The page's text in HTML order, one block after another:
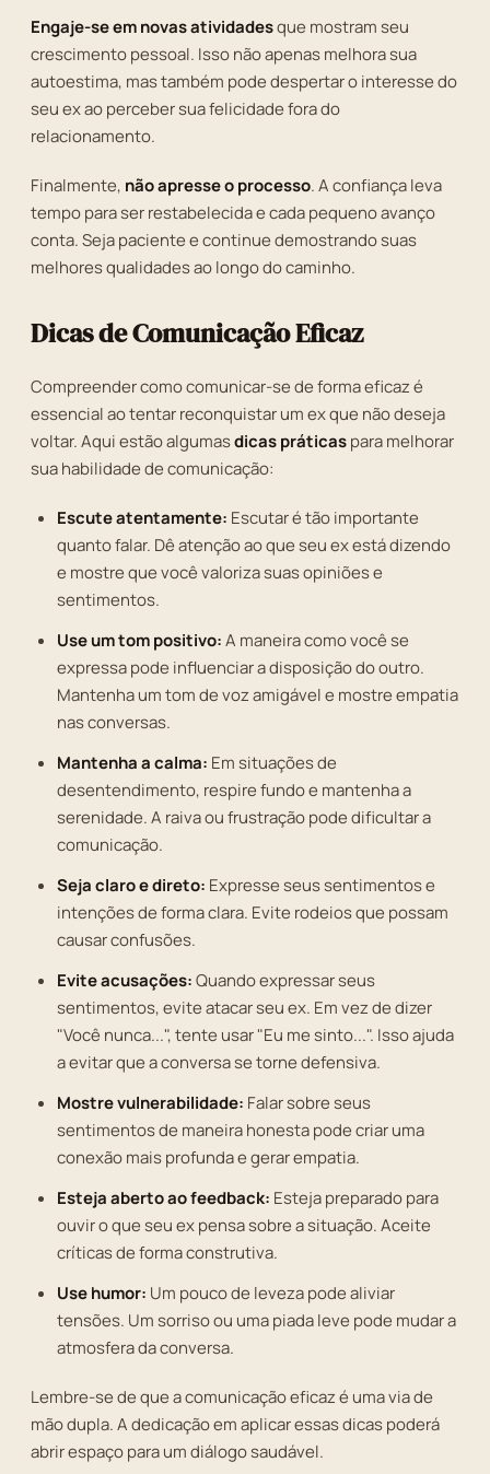
Engaje-se em novas atividadesque mostram seu
crescimento pessoal. Isso não apenas melhora sua
autoestima, mas também pode despertar o interesse do
seu ex ao perceber sua felicidade fora do
relacionamento.
Finalmente, não apresse o processo. A confiança leva
tempo para ser restabelecida e cada pequeno avanço
conta. Seja paciente e continue demostrando suas
melhores qualidades ao longo do caminho.
Dicas de Comunicação Eficaz
Compreender como comunicar-se de forma eficaz é
essencial ao tentar reconquistar um ex que não deseja
voltar. Aqui estão algumasdicas práticaspara melhorar
sua habilidade de comunicação:
Escute atentamente: Escutar é tão importante
quanto falar. Dê atenção ao que seu ex está dizendo
e mostre que você valoriza suas opiniões e
sentimentos.
Use um tom positivo:A maneira como você se
expressa pode influenciar a disposição do outro.
Mantenha um tom de voz amigável e mostre empatia
nas conversas.
Mantenha a calma: Em situações de
desentendimento, respire fundo e mantenha a
serenidade. A raiva ou frustração pode dificultar a
comunicação.
Seja claro e direto: Expresse seus sentimentos e
intenções de forma clara. Evite rodeios que possam
causar confusões.
Evite acusações:Quando expressar seus
sentimentos, evite atacar seu ex. Em vez de dizer
"Você nunca...", tente usar "Eu me sinto...". Isso ajuda
a evitar que a conversa se torne defensiva.
Mostre vulnerabilidade: Falar sobre seus
sentimentos de maneira honesta pode criar uma
conexão mais profunda e gerar empatia.
Esteja aberto ao feedback: Esteja preparado para
ouvir o que seu ex pensa sobre a situação. Aceite
críticas de forma construtiva.
Use humor: Um pouco de leveza pode aliviar
tensões. Um sorriso ou uma piada leve pode mudar a
atmosfera da conversa.
Lembre-se de que a comunicação eficaz é uma via de
mão dupla. A dedicação em aplicar essas dicas poderá
abrir espaço para um diálogo saudável.